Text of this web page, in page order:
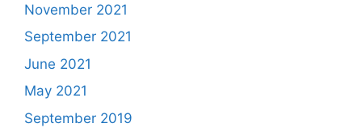
November 2021
September 2021
June 2021
May 2021
September 2019